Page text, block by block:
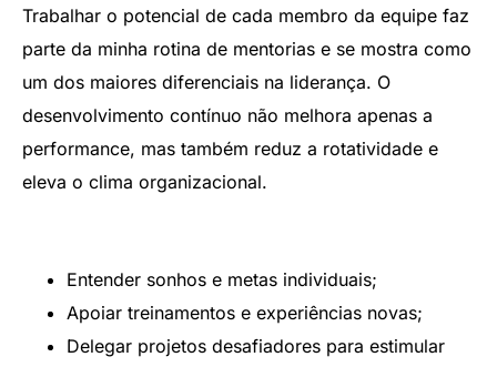
Trabalhar o potencial de cada membro da equipe faz
parte da minha rotina de mentorias e se mostra como
um dos maiores diferenciais na liderança. O
desenvolvimento contínuo não melhora apenas a
performance, mas também reduz a rotatividade e
eleva o clima organizacional.
Entender sonhos e metas individuais;
Apoiar treinamentos e experiências novas;
Delegar projetos desafiadores para estimular